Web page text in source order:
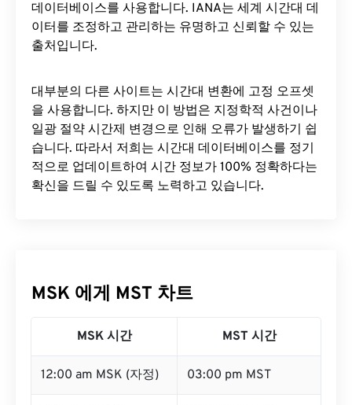
데이터베이스를 사용합니다. IANA는 세계 시간대 데
이터를 조정하고 관리하는 유명하고 신뢰할 수 있는
출처입니다.
대부분의 다른 사이트는 시간대 변환에 ​​고정 오프셋
을 사용합니다. 하지만 이 방법은 지정학적 사건이나
일광 절약 시간제 변경으로 인해 오류가 발생하기 쉽
습니다. 따라서 저희는 시간대 데이터베이스를 정기
적으로 업데이트하여 시간 정보가 100% 정확하다는
확신을 드릴 수 있도록 노력하고 있습니다.
MSK 에게 MST 차트
MSK 시간 MST 시간
12:00 am MSK (자정) 03:00 pm MST